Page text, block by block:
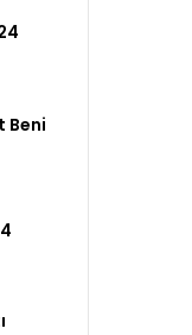
Beni